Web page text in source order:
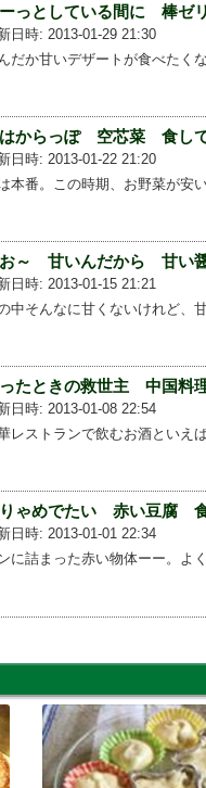
っとしている間に 棒ゼ
日時: 2013-01-29 21:30
だか甘いデザートが食べたく
からっぽ 空芯菜 食し
日時: 2013-01-22 21:20
本番。この時期、お野菜が安
～ 甘いんだから 甘い
日時: 2013-01-15 21:21
中そんなに甘くないけれど、
ったときの救世主 中国料
日時: 2013-01-08 22:54
レストランで飲むお酒といえ
ゃめでたい 赤い豆腐
日時: 2013-01-01 22:34
に詰まった赤い物体ーー。よ